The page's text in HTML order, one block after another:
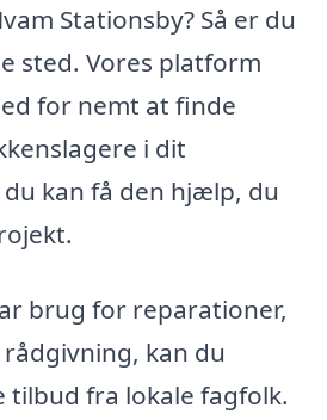
Stationsby? Så er du
sted. Vores platform
for nemt at finde
i dit
kan få den hjælp, du
brug for reparationer,
kan du
fra lokale fagfolk.